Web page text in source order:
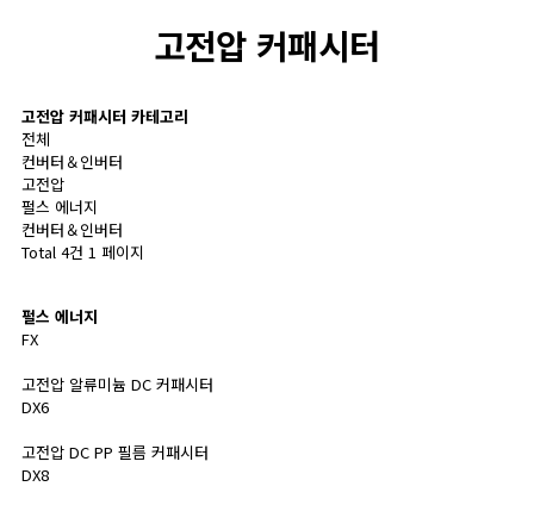
고전압 커패시터
고전압 커패시터 카테고리
전체
컨버터＆인버터
고전압
펄스 에너지
컨버터＆인버터
Total 4건 1 페이지
펄스 에너지
FX
고전압 알류미늄 DC 커패시터
DX6
고전압 DC PP 필름 커패시터
DX8